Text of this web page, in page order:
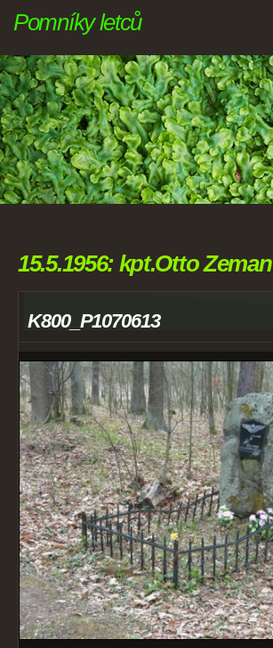
Pomníky letců
15.5.1956: kpt.Otto Zeman
K800_P1070613